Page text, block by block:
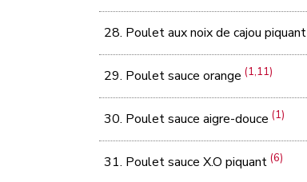
28. Poulet aux noix de cajou piquant
29. Poulet sauce orange (1,11)
30. Poulet sauce aigre-douce (1)
31. Poulet sauce X.O piquant (6)